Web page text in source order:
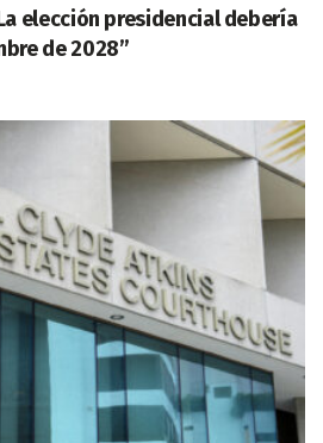
elección presidencial debería
de 2028”